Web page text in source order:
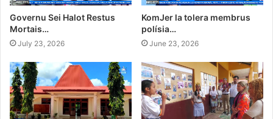
Governu Sei Halot Restus
Mortais…
July 23, 2026
KomJer la tolera membrus
polísia…
June 23, 2026